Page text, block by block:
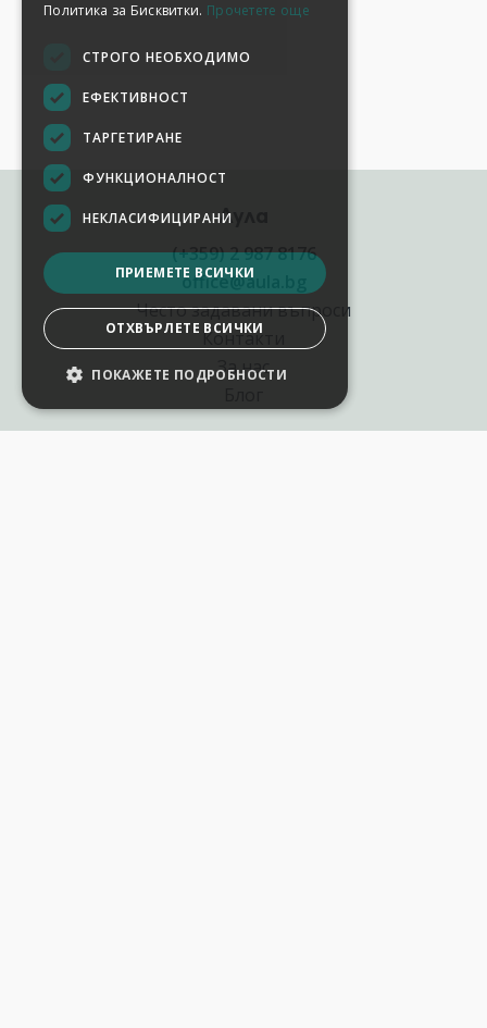
Аула
(+359) 2 987 8176
office@aula.bg
Често задавани въпроси
Контакти
За нас
Политика за Бисквитки. Прочетете още
СТРОГО НЕОБХОДИМО
ЕФЕКТИВНОСТ
ТАРГЕТИРАНЕ
ФУНКЦИОНАЛНОСТ
НЕКЛАСИФИЦИРАНИ
ПРИЕМЕТЕ ВСИЧКИ
ОТХВЪРЛЕТЕ ВСИЧКИ
ПОКАЖЕТЕ ПОДРОБНОСТИ